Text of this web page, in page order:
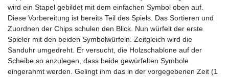
wird ein Stapel gebildet mit dem einfachen Symbol oben auf.
Diese Vorbereitung ist bereits Teil des Spiels. Das Sortieren und
Zuordnen der Chips schulen den Blick. Nun würfelt der erste
Spieler mit den beiden Symbolwürfeln. Zeitgleich wird die
Sanduhr umgedreht. Er versucht, die Holzschablone auf der
Scheibe so anzulegen, dass beide gewürfelten Symbole
eingerahmt werden. Gelingt ihm das in der vorgegebenen Zeit (1